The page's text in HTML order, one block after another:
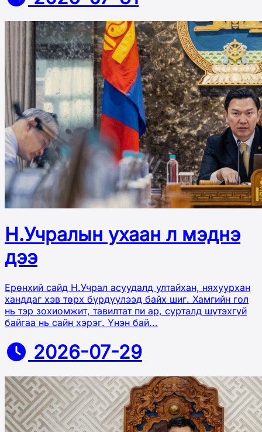
Н.Учралын ухаан л мэднэ
дээ
Ерөнхий сайд Н.Учрал асуудалд ултайхан, няхуурхан
ханддаг хэв төрх бүрдүүлээд байх шиг. Хамгийн гол
нь тэр зохиомжит, тавилтат пи ар, сурталд шүтэхгүй
байгаа нь сайн хэрэг. Үнэн бай...
2026-07-29